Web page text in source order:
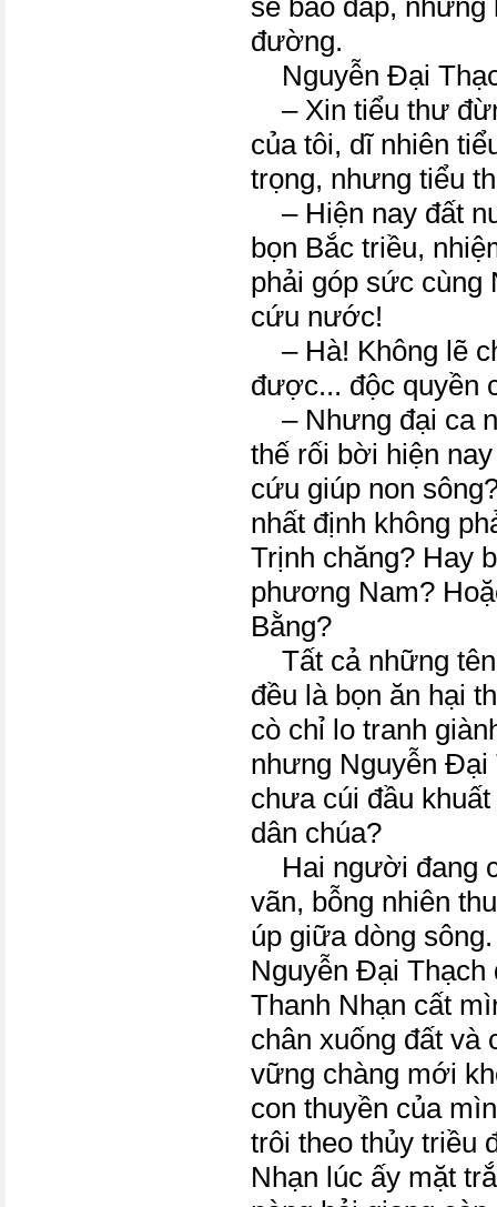
sẽ báo đáp,
đường.
Nguyễn Đại
– Xin tiểu thư
của tôi, dĩ nhiên
trọng, nhưng tiểu
– Hiện nay đất
bọn Bắc triều,
phải góp sức cùng
cứu nước!
– Hà! Không lẽ
được... độc quyền
– Nhưng đại ca
thế rối bời hiện
cứu giúp non
nhất định không
Trịnh chăng? Hay
phương Nam?
Bằng?
Tất cả những
đều là bọn ăn hại
cò chỉ lo tranh
nhưng Nguyễn Đại
chưa cúi đầu
dân chúa?
Hai người đang
vãn, bỗng nhiên
úp giữa dòng
Nguyễn Đại Thạch
Thanh Nhạn cất
chân xuống đất và
vững chàng mới
con thuyền của
trôi theo thủy triều
Nhạn lúc ấy mặt